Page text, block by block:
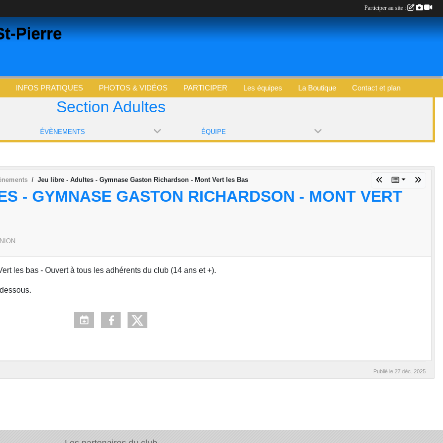
Pierre
INFOS PRATIQUES PHOTOS & VIDÉOS PARTICIPER Les équipes La Boutique Contact et plan
Section Adultes
ÉVÈNEMENTS ÉQUIPE
Jeu libre - Adultes - Gymnase Gaston Richardson - Mont Vert les Bas
- GYMNASE GASTON RICHARDSON - MONT VERT
les bas - Ouvert à tous les adhérents du club (14 ans et +).
Publié le 27 déc. 2025
Participer au site :